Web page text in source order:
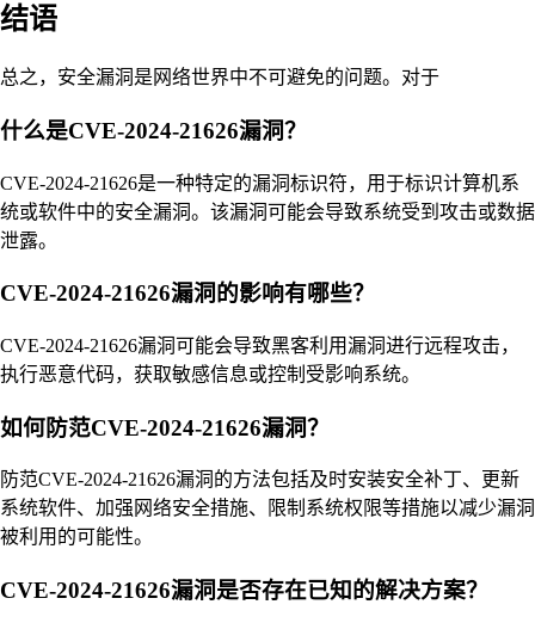
结语
总之，安全漏洞是网络世界中不可避免的问题。对于
什么是CVE-2024-21626漏洞？
CVE-2024-21626是一种特定的漏洞标识符，用于标识计算机系
统或软件中的安全漏洞。该漏洞可能会导致系统受到攻击或数据
泄露。
CVE-2024-21626漏洞的影响有哪些？
CVE-2024-21626漏洞可能会导致黑客利用漏洞进行远程攻击，
执行恶意代码，获取敏感信息或控制受影响系统。
如何防范CVE-2024-21626漏洞？
防范CVE-2024-21626漏洞的方法包括及时安装安全补丁、更新
系统软件、加强网络安全措施、限制系统权限等措施以减少漏洞
被利用的可能性。
CVE-2024-21626漏洞是否存在已知的解决方案？